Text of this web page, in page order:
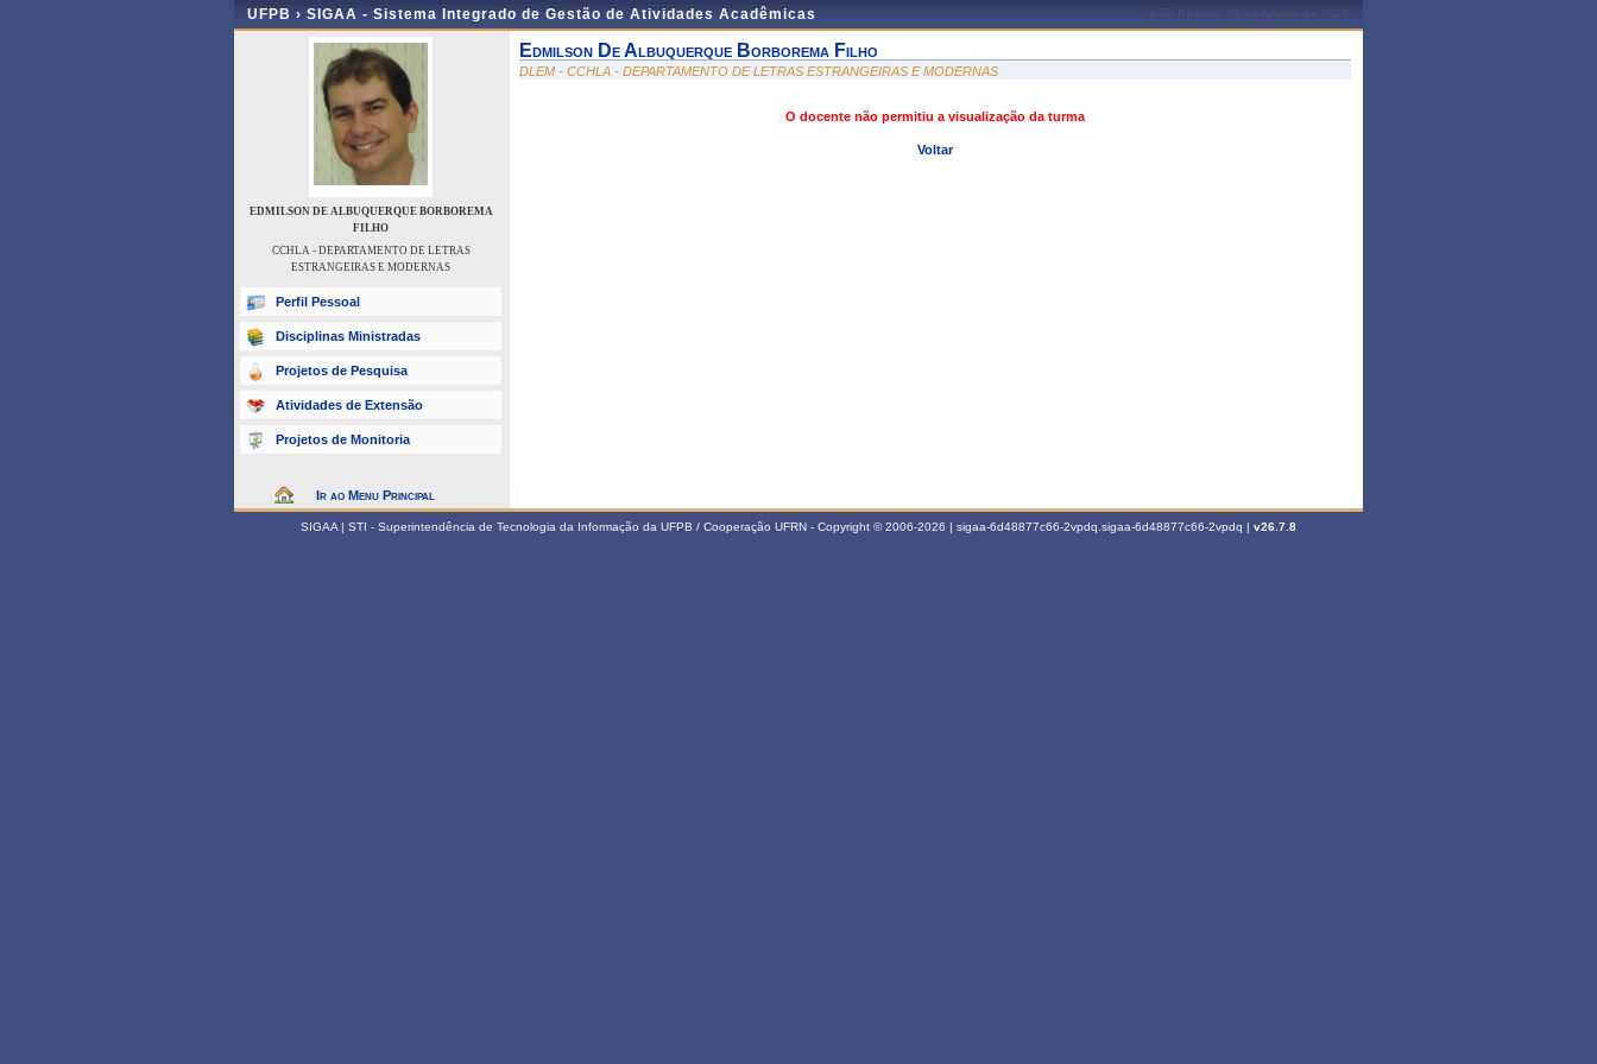
UFPB › SIGAA - Sistema Integrado de Gestão de Atividades Acadêmicas João Pessoa, 08 de Agosto de 2026
EDMILSON DE ALBUQUERQUE BORBOREMA
FILHO
CCHLA - DEPARTAMENTO DE LETRAS
ESTRANGEIRAS E MODERNAS
Perfil Pessoal
Disciplinas Ministradas
Projetos de Pesquisa
Atividades de Extensão
Projetos de Monitoria
Ir ao Menu Principal
Edmilson De Albuquerque Borborema Filho
DLEM - CCHLA - DEPARTAMENTO DE LETRAS ESTRANGEIRAS E MODERNAS
O docente não permitiu a visualização da turma
Voltar
SIGAA | STI - Superintendência de Tecnologia da Informação da UFPB / Cooperação UFRN - Copyright © 2006-2026 | sigaa-6d48877c66-2vpdq.sigaa-6d48877c66-2vpdq | v26.7.8